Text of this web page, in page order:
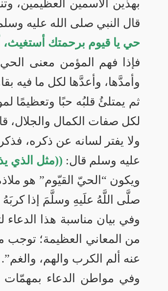
بهذين الاسمين العظيمين،
قال النبي صلى الله عليه
حي يا قيوم برحمتك
فإذا فهم المؤمن معنى
وأمدَّها، وأعدَّها لكل ما فيه
ثم يمتلئُ قلبُه حبًا وتعظيمًا
لكل صفات الكمال والجلال،
ولا يفتر لسانه عن ذكره،
عليه وسلم قال: ((مثل الذي
ويكون “الحيّ القيّوم” هو
صلَّى اللَّهُ علَيهِ وسلَّمَ إذا
وفي بيان مناسبة هذا
من المعاني العظيمة؛ توجب
عنه ألم الكرب والهم، والغم”.
وفي مواطن الدعاء بمهمّات